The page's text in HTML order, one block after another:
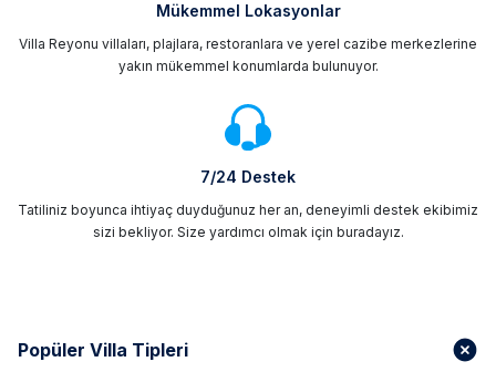
Mükemmel Lokasyonlar
Villa Reyonu villaları, plajlara, restoranlara ve yerel cazibe merkezlerine
yakın mükemmel konumlarda bulunuyor.
7/24 Destek
Tatiliniz boyunca ihtiyaç duyduğunuz her an, deneyimli destek ekibimiz
sizi bekliyor. Size yardımcı olmak için buradayız.
Popüler Villa Tipleri